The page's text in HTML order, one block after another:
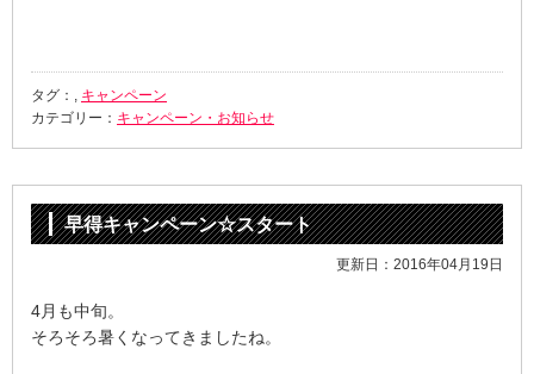
タグ：, キャンペーン
カテゴリー： キャンペーン・お知らせ
早得キャンペーン☆スタート
更新日：2016年04月19日
4月も中旬。
そろそろ暑くなってきましたね。